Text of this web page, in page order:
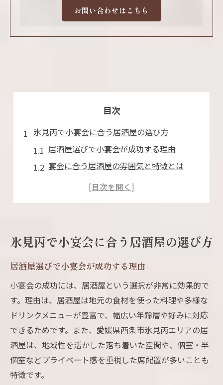
お問い合わせはこちら
目次
氷見丙で小宴会に合う居酒屋の選び方
居酒屋選びで小宴会が成功する理由
宴会に合う居酒屋の雰囲気と特徴とは
小宴会向け居酒屋のチェックポイント
個室が魅力の居酒屋で叶う理想の小宴会
個室完備の居酒屋で快適な小宴会体験
居酒屋の個室利用が人気な理由を解説
居酒屋でプライベート感を楽しむ秘訣
小宴会に最適な居酒屋個室の選び方
居酒屋の個室で叶う静かな宴会の魅力
地元愛媛グルメを味わう宴会の楽しみ方
居酒屋で地元グルメを満喫するコツ
氷見丙で小宴会に合う居酒屋の選び方
居酒屋選びで小宴会が成功する理由
小宴会の成功には、居酒屋という選択が非常に効果的で
す。理由は、居酒屋は地元の食材を使った料理や多様な
ドリンクメニューが豊富で、幅広い年齢層や好みに対応
できるためです。また、愛媛県西条市氷見丙エリアの居
酒屋は、地域性を活かした落ち着いた空間や、個室・半
個室などプライベート感を重視した席配置が多いことも
特徴です。